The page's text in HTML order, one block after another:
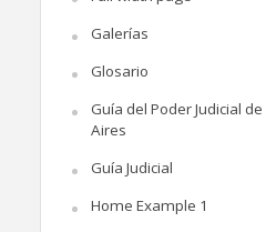
Galerías
Glosario
Guía del Poder Judicial
Aires
Guía Judicial
Home Example 1